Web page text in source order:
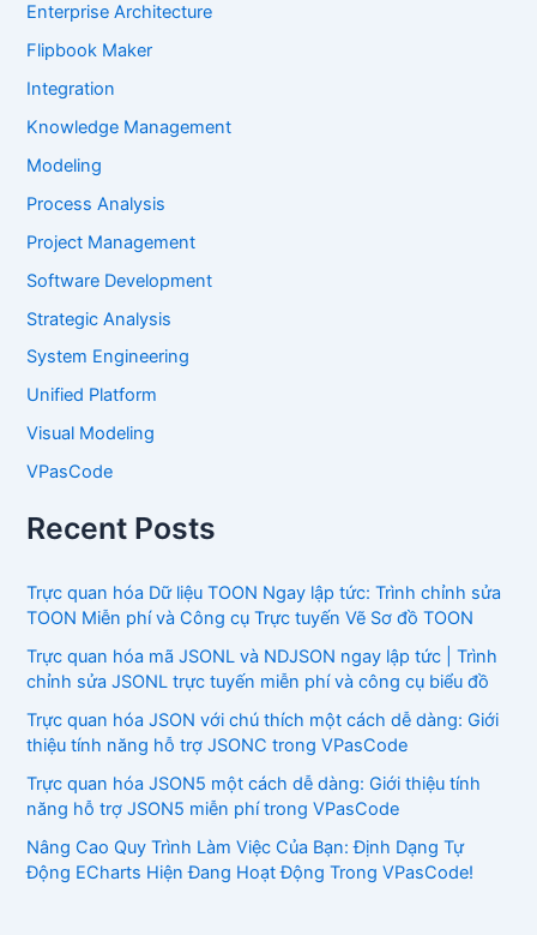
Enterprise Architecture
Flipbook Maker
Integration
Knowledge Management
Modeling
Process Analysis
Project Management
Software Development
Strategic Analysis
System Engineering
Unified Platform
Visual Modeling
VPasCode
Recent Posts
Trực quan hóa Dữ liệu TOON Ngay lập tức: Trình chỉnh sửa
TOON Miễn phí và Công cụ Trực tuyến Vẽ Sơ đồ TOON
Trực quan hóa mã JSONL và NDJSON ngay lập tức | Trình
chỉnh sửa JSONL trực tuyến miễn phí và công cụ biểu đồ
Trực quan hóa JSON với chú thích một cách dễ dàng: Giới
thiệu tính năng hỗ trợ JSONC trong VPasCode
Trực quan hóa JSON5 một cách dễ dàng: Giới thiệu tính
năng hỗ trợ JSON5 miễn phí trong VPasCode
Nâng Cao Quy Trình Làm Việc Của Bạn: Định Dạng Tự
Động ECharts Hiện Đang Hoạt Động Trong VPasCode!